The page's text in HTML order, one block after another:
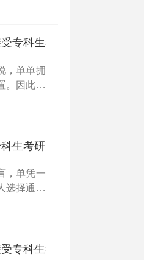
专科生考研？
，单单拥
。因此，
生考研？
，单凭一
选择通过
专科生考研？